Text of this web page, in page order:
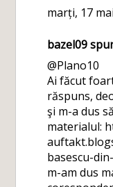
marți, 17
bazel09
@Plano10
Ai făcut
răspuns,
şi m-a dus
materialul:
basescu-
m-am dus